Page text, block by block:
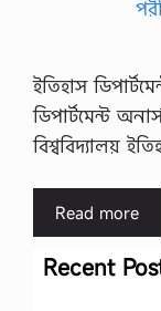
ইতিহাস
ডিপার্টমেন্ট
বিশ্ববিদ্যালয়
Read more
Recent